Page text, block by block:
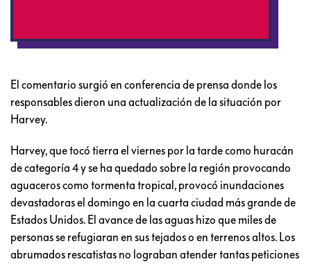
El comentario surgió en conferencia de prensa donde los
responsables dieron una actualización de la situación por
Harvey.
Harvey, que tocó tierra el viernes por la tarde como huracán
de categoría 4 y se ha quedado sobre la región provocando
aguaceros como tormenta tropical, provocó inundaciones
devastadoras el domingo en la cuarta ciudad más grande de
Estados Unidos. El avance de las aguas hizo que miles de
personas se refugiaran en sus tejados o en terrenos altos. Los
abrumados rescatistas no lograban atender tantas peticiones